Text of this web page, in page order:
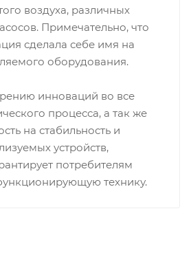
воздуха, различных
Примечательно, что
сделала себе имя на
оборудования.
инноваций во все
процесса, а так же
на стабильность и
устройств,
потребителям
технику.